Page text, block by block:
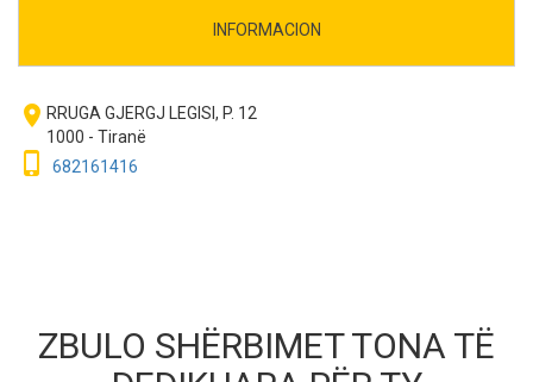
INFORMACION
room RRUGA GJERGJ LEGISI, P. 12
1000 - Tiranë
phone_iphone 682161416
ZBULO SHËRBIMET TONA TË